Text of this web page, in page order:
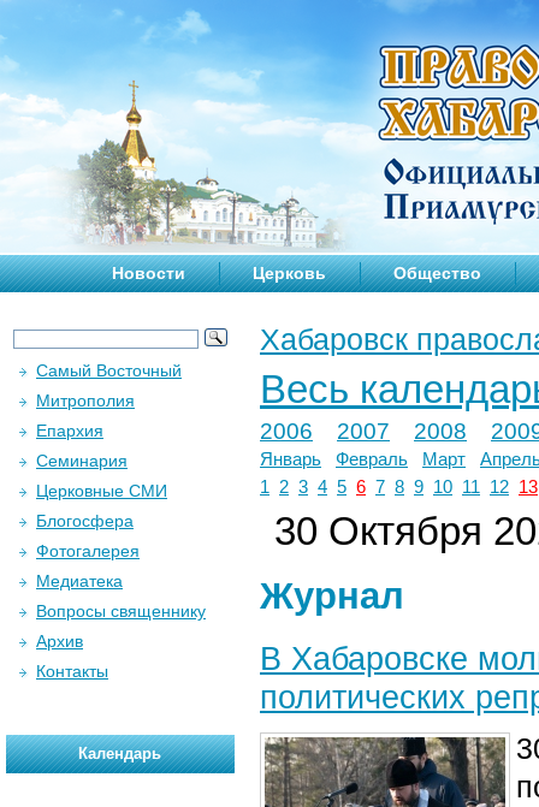
Новости Церковь Общество
Хабаровск
Весь
2006 2007 2008
Январь Февраль Март
1
2 3 4 5 6 7 8 9 10 11 12 13
30 Октября
Журнал
В Хабаровске
политических
Самый Восточный
Митрополия
Епархия
Семинария
Церковные СМИ
Блогосфера
Фотогалерея
Медиатека
Вопросы священнику
Архив
Контакты
Календарь